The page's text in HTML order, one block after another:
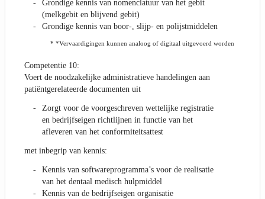
Grondige kennis van nomenclatuur van het gebit
(melkgebit en blijvend gebit)
Grondige kennis van boor-, slijp- en polijstmiddelen
* *Vervaardigingen kunnen analoog of digitaal uitgevoerd worden
Competentie 10:
Voert de noodzakelijke administratieve handelingen aan
patiëntgerelateerde documenten uit
Zorgt voor de voorgeschreven wettelijke registratie
en bedrijfseigen richtlijnen in functie van het
afleveren van het conformiteitsattest
met inbegrip van kennis:
Kennis van softwareprogramma’s voor de realisatie
van het dentaal medisch hulpmiddel
Kennis van de bedrijfseigen organisatie